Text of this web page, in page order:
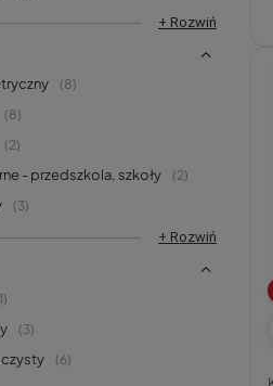
+ Rozwiń
8
8
2
- przedszkola, szkoły 2
3
+ Rozwiń
1
3
6